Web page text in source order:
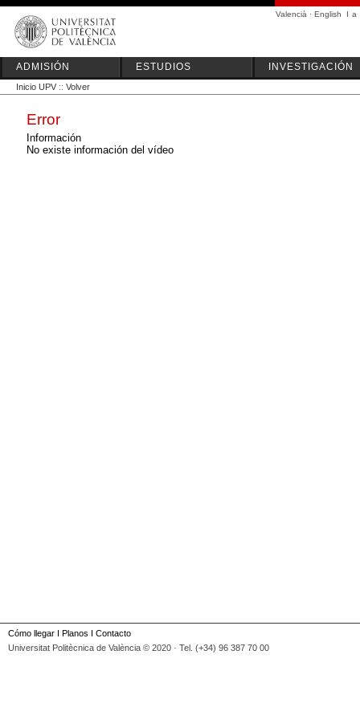
Valencià · English I a
ADMISIÓN ESTUDIOS INVESTIGACIÓN
Inicio UPV :: Volver
Error
Información
No existe información del vídeo
Cómo llegar I Planos I Contacto
Universitat Politècnica de València © 2020 · Tel. (+34) 96 387 70 00